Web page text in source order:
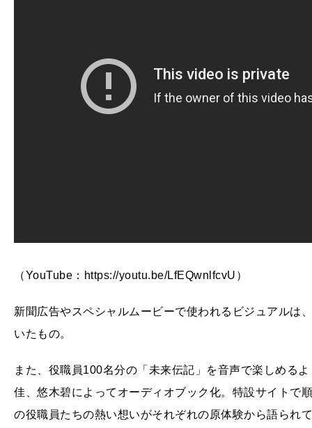
（YouTube：https://youtu.be/LfEQwnlfcvU）
新聞広告やスペシャルムービーで使われるビジュアルは
いたもの。
また、役職員100名分の「未来伝記」を音声で楽しめる
佳、悠木碧によってオーディオブック化。特設サイトで
の役職員たちの熱い想いがそれぞれの原体験から語られ